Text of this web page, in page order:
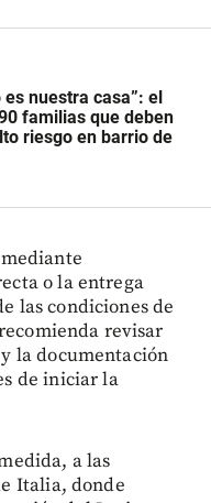
es nuestra casa”: el
familias que deben
riesgo en barrio de
o la entrega
las condiciones de
revisar
la documentación
de iniciar la
a las
Italia, donde